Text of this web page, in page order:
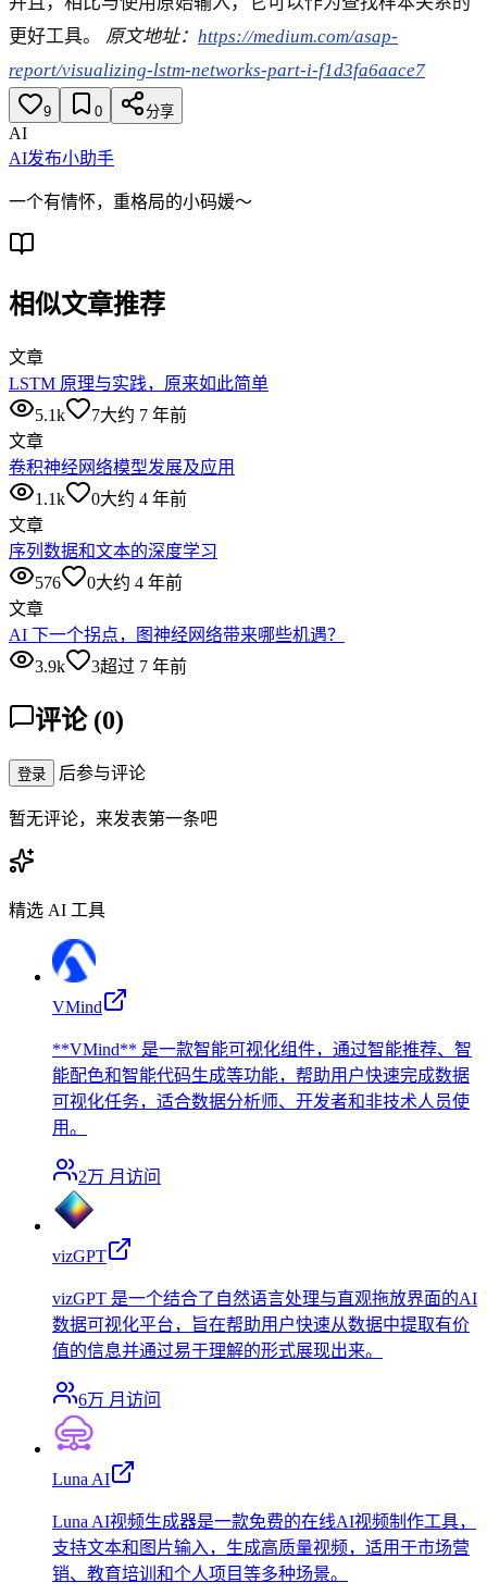
更好工具。 原文地址： https://medium.com/asap-
report/visualizing-lstm-networks-part-i-f1d3fa6aace7
9 0 分享
AI
AI发布小助手
一个有情怀，重格局的小码媛～
相似文章推荐
文章
LSTM 原理与实践，原来如此简单
5.1k
7大约 7 年前
文章
卷积神经网络模型发展及应用
1.1k
0大约 4 年前
文章
序列数据和文本的深度学习
576
0大约 4 年前
文章
AI 下一个拐点，图神经网络带来哪些机遇？
3.9k
3超过 7 年前
评论 (0)
登录 后参与评论
暂无评论，来发表第一条吧
精选 AI 工具
VMind
**VMind** 是一款智能可视化组件，通过智能推荐、智
能配色和智能代码生成等功能，帮助用户快速完成数据
可视化任务，适合数据分析师、开发者和非技术人员使
用。
2万 月访问
vizGPT
vizGPT 是一个结合了自然语言处理与直观拖放界面的AI
数据可视化平台，旨在帮助用户快速从数据中提取有价
值的信息并通过易于理解的形式展现出来。
6万 月访问
Luna AI
Luna AI视频生成器是一款免费的在线AI视频制作工具，
支持文本和图片输入，生成高质量视频，适用于市场营
销、教育培训和个人项目等多种场景。